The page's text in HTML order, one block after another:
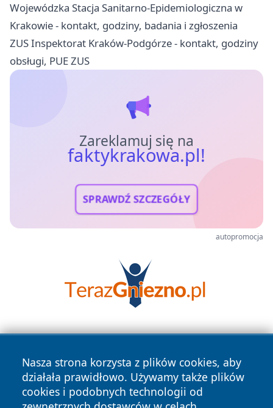
Wojewódzka Stacja Sanitarno-Epidemiologiczna w
Krakowie - kontakt, godziny, badania i zgłoszenia
ZUS Inspektorat Kraków-Podgórze - kontakt, godziny
obsługi, PUE ZUS
Zareklamuj się na
faktykrakowa.pl!
SPRAWDŹ SZCZEGÓŁY
autopromocja
Nasza strona korzysta z plików cookies, aby
działała prawidłowo. Używamy także plików
cookies i podobnych technologii od